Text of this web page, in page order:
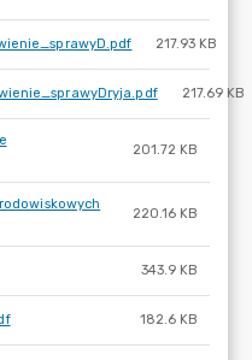
217.93 KB
217.69 KB
201.72 KB
220.16 KB
343.9 KB
182.6 KB